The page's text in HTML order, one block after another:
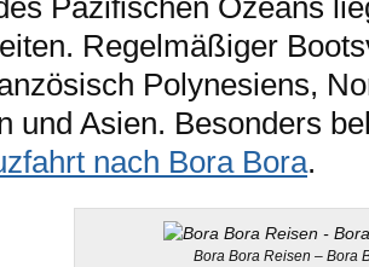
Regelmäßiger
Polynesiens,
und Asien. Besonders
nach Bora Bora.
Bora Bora Reisen – Bora